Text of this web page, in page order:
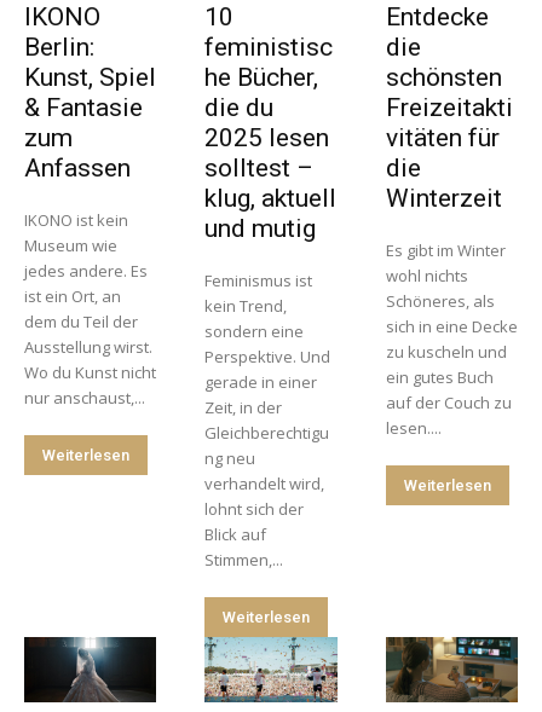
IKONO
Berlin:
Kunst, Spiel
& Fantasie
zum
Anfassen
IKONO ist kein
Museum wie
jedes andere. Es
ist ein Ort, an
dem du Teil der
Ausstellung wirst.
Wo du Kunst nicht
nur anschaust,...
Weiterlesen
10
feministisc
he Bücher,
die du
2025 lesen
solltest –
klug, aktuell
und mutig
Feminismus ist
kein Trend,
sondern eine
Perspektive. Und
gerade in einer
Zeit, in der
Gleichberechtigu
ng neu
verhandelt wird,
lohnt sich der
Blick auf
Stimmen,...
Weiterlesen
Entdecke
die
schönsten
Freizeitakti
vitäten für
die
Winterzeit
Es gibt im Winter
wohl nichts
Schöneres, als
sich in eine Decke
zu kuscheln und
ein gutes Buch
auf der Couch zu
lesen....
Weiterlesen